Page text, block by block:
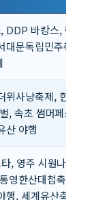
DDP 바캉스, 한강
대문독립민주축제,
위사냥축제, 한강·
, 속초 썸머페스티
산 야행
, 영주 시원나잇페
영한산대첩축제,
, 세계유산축전